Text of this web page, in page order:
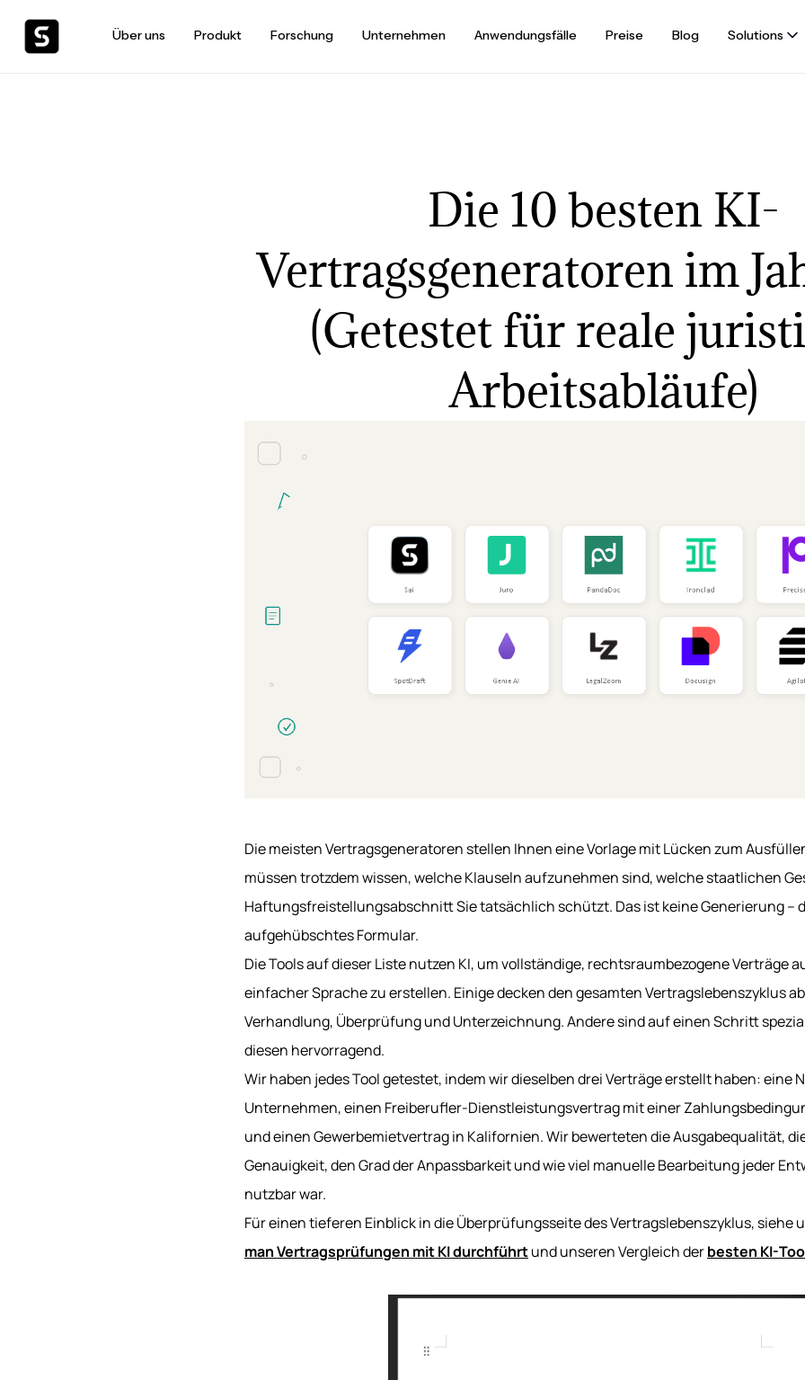
Über uns Produkt Forschung Unternehmen Anwendungsfälle Preise Blog Solutions
Die 10 besten KI-
Vertragsgeneratoren im
(Getestet für reale
Arbeitsabläufe)
Die meisten Vertragsgeneratoren stellen Ihnen eine Vorlage mit Lücken zum
müssen trotzdem wissen, welche Klauseln aufzunehmen sind, welche staatlichen
Haftungsfreistellungsabschnitt Sie tatsächlich schützt. Das ist keine Generierung –
aufgehübschtes Formular.
Die Tools auf dieser Liste nutzen KI, um vollständige, rechtsraumbezogene Verträge
einfacher Sprache zu erstellen. Einige decken den gesamten Vertragslebenszyklus
Verhandlung, Überprüfung und Unterzeichnung. Andere sind auf einen Schritt
diesen hervorragend.
Wir haben jedes Tool getestet, indem wir dieselben drei Verträge erstellt haben: eine
Unternehmen, einen Freiberufler-Dienstleistungsvertrag mit einer
und einen Gewerbemietvertrag in Kalifornien. Wir bewerteten die Ausgabequalität,
Genauigkeit, den Grad der Anpassbarkeit und wie viel manuelle Bearbeitung jeder
nutzbar war.
Für einen tieferen Einblick in die Überprüfungsseite des Vertragslebenszyklus, siehe
man Vertragsprüfungen mit KI durchführtund unseren Vergleich derbesten KI-